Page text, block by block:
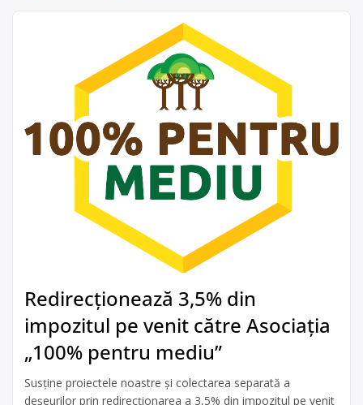
Redirecționează 3,5% din
impozitul pe venit către Asociația
„100% pentru mediu”
Susține proiectele noastre și colectarea separată a
deșeurilor prin redirecționarea a 3,5% din impozitul pe venit